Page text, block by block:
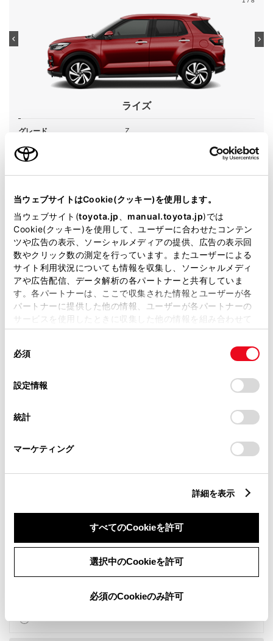
当ウェブサイトはCookie(クッキー)を使用します。
当ウェブサイト(toyota.jp manual.toyota.jp)では
Cookie(クッキー)を使用して、ユーザーに合わせたコンテン
ツや広告の表示、ソーシャルメディアの提供、広告の表示回
数やクリック数の測定を行っています。またユーザーによる
サイト利用状況についても情報を収集し、ソーシャルメディ
アや広告配信、データ解析の各パートナーと共有していま
す。各パートナーは、ここで収集された情報とユーザーが各
パートナーに提供した他の情報、ユーザーが各パートナーの
サービスを使用したときに収集した他の情報を組み合わせて
使用することがあります。当ウェブサイトの使用を続行する
デバイスにすべてのCookie(クッキー)が保存されることに同
意したことになります。Cookie(クッキー)のオプトアウト、
設定の変更、同意を撤回したりするにあたっては、当社の
「Cookie（クッキー）情報の取り扱いについて
」をご覧くだ
必須
設定情報
統計
マーケティング
詳細を表示
すべてのCookieを許可
選択中のCookieを許可
必須のCookieのみ許可
ライズ
グレード Z
カラー ファイアークォーツレッドメタリック
駆動方式 2WD FF
試乗予約
施設情報・サービス
軽自動車
車検・整備・メンテナンス取
ベビーシート（おむつ交換用